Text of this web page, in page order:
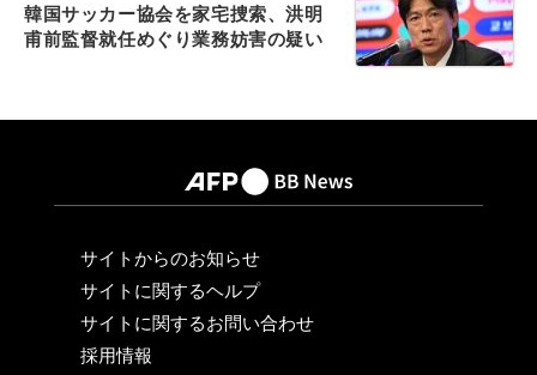
韓国サッカー協会を家宅捜索、洪明
甫前監督就任めぐり業務妨害の疑い
サイトからのお知らせ
サイトに関するヘルプ
サイトに関するお問い合わせ
採用情報